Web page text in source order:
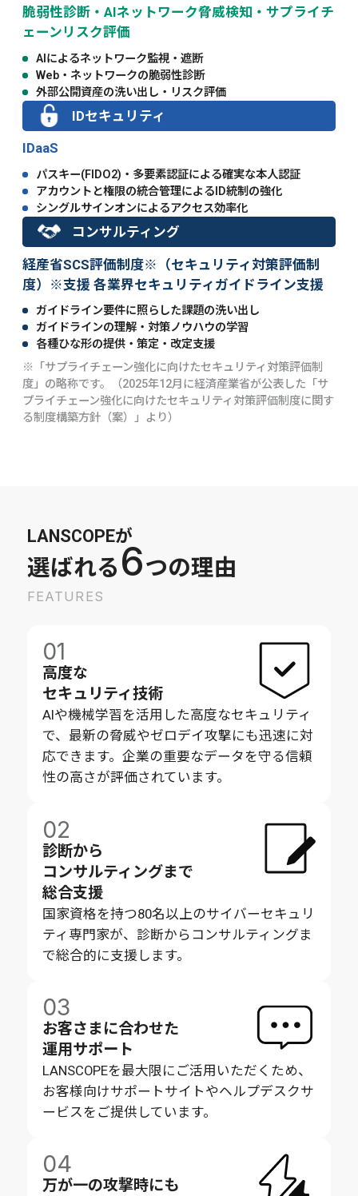
脆弱性診断・AIネットワーク脅威検知・サプライチ
ェーンリスク評価
AIによるネットワーク監視・遮断
Web・ネットワークの脆弱性診断
外部公開資産の洗い出し・リスク評価
IDセキュリティ
IDaaS
パスキー(FIDO2)・多要素認証による確実な本人認証
アカウントと権限の統合管理によるID統制の強化
シングルサインオンによるアクセス効率化
コンサルティング
経産省SCS評価制度※（セキュリティ対策評価制
度）※支援 各業界セキュリティガイドライン支援
ガイドライン要件に照らした課題の洗い出し
ガイドラインの理解・対策ノウハウの学習
各種ひな形の提供・策定・改定支援
※「サプライチェーン強化に向けたセキュリティ対策評価制
度」の略称です。
（2025年12月に経済産業省が公表した「サ
プライチェーン強化に向けたセキュリティ対策評価制度に関す
る制度構築方針（案）」より）
LANSCOPEが
選ばれる 6つの理由
FEATURES
01
高度な
セキュリティ技術
AIや機械学習を活用した高度なセキュリティ
で、最新の脅威やゼロデイ攻撃にも迅速に対
応できます。企業の重要なデータを守る信頼
性の高さが評価されています。
02
診断から
コンサルティングまで
総合支援
国家資格を持つ80名以上のサイバーセキュリ
ティ専門家が、診断からコンサルティングま
で総合的に支援します。
03
お客さまに合わせた
運用サポート
LANSCOPEを最大限にご活用いただくため、
お客様向けサポートサイトやヘルプデスクサ
ービスをご提供しています。
04
万が一の攻撃時にも